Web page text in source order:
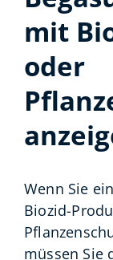
mit
oder
Wenn Sie
Biozid-
müssen Sie